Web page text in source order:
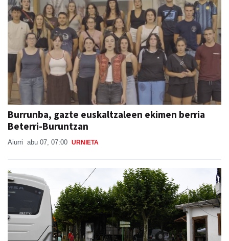
Burrunba, gazte euskaltzaleen ekimen berria
Beterri-Buruntzan
Aiurri abu 07, 07:00 URNIETA